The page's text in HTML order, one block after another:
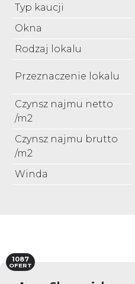
Typ kaucji
Okna
Rodzaj lokalu
Przeznaczenie lokalu
Czynsz najmu netto
/m2
Czynsz najmu brutto
/m2
Winda
1087
OFERT